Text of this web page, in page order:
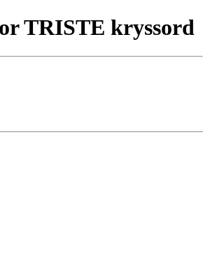
TRISTE kryssord